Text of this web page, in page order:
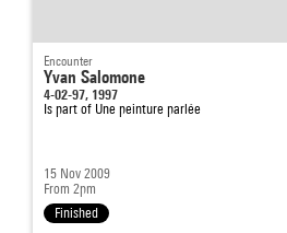
Encounter
Yvan Salomone
4-02-97, 1997
Is part of Une peinture parlée
15 Nov 2009
From 2pm
Finished